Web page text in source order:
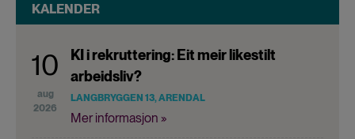
KALENDER
10
aug
2026
KI i rekruttering: Eit meir likestilt
arbeidsliv?
LANGBRYGGEN 13, ARENDAL
Mer informasjon »